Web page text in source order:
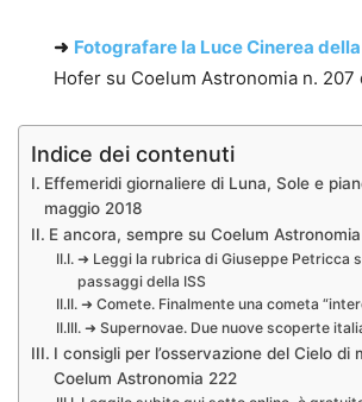
➜ Fotografare la Luce Cinerea
Hofer su Coelum Astronomia n. 207
Indice dei contenuti
Effemeridi giornaliere di Luna, Sole e
maggio 2018
E ancora, sempre su Coelum
➜ Leggi la rubrica di Giuseppe Petricca
passaggi della ISS
➜ Comete. Finalmente una cometa
➜ Supernovae. Due nuove scoperte
I consigli per l’osservazione del Cielo di
Coelum Astronomia 222